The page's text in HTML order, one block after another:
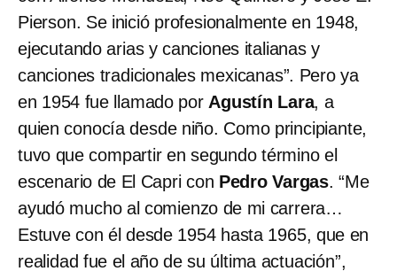
Pierson. Se inició profesionalmente en 1948,
ejecutando arias y canciones italianas y
canciones tradicionales mexicanas”. Pero ya
en 1954 fue llamado por Agustín Lara, a
quien conocía desde niño. Como principiante,
tuvo que compartir en segundo término el
escenario de El Capri con Pedro Vargas. “Me
ayudó mucho al comienzo de mi carrera…
Estuve con él desde 1954 hasta 1965, que en
realidad fue el año de su última actuación”,